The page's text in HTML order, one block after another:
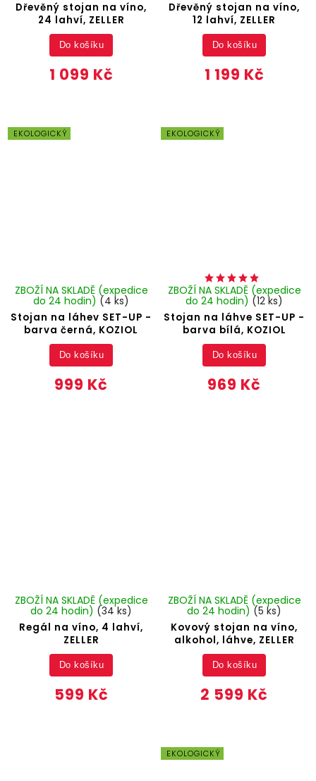
Dřevěný stojan na víno,
24 lahví, ZELLER
1 099 Kč
Do košíku
Dřevěný stojan na víno,
12 lahví, ZELLER
1 199 Kč
Do košíku
EKOLOGICKÝ
Stojan na láhev SET-UP -
barva černá, KOZIOL
ZBOŽÍ NA SKLADĚ (expedice
do 24 hodin) (4 ks)
999 Kč
Do košíku
EKOLOGICKÝ
Stojan na láhve SET-UP -
barva bílá, KOZIOL
ZBOŽÍ NA SKLADĚ (expedice
do 24 hodin) (12 ks)
969 Kč
Do košíku
Regál na víno, 4 lahví,
ZELLER
ZBOŽÍ NA SKLADĚ (expedice
do 24 hodin) (34 ks)
599 Kč
Do košíku
Kovový stojan na víno,
alkohol, láhve, ZELLER
ZBOŽÍ NA SKLADĚ (expedice
do 24 hodin) (5 ks)
2 599 Kč
Do košíku
EKOLOGICKÝ